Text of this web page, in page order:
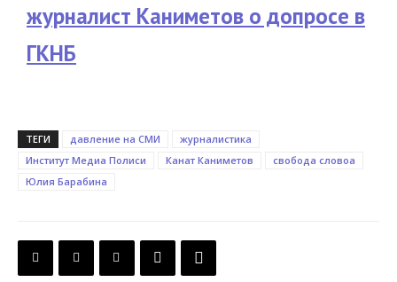
журналист Каниметов о допросе в
ГКНБ
ТЕГИ давление на СМИ
журналистика
Институт Медиа Полиси
Канат Каниметов
свобода словоа
Юлия Барабина